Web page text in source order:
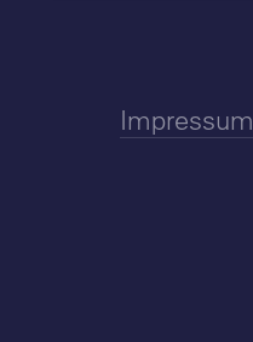
Impressum